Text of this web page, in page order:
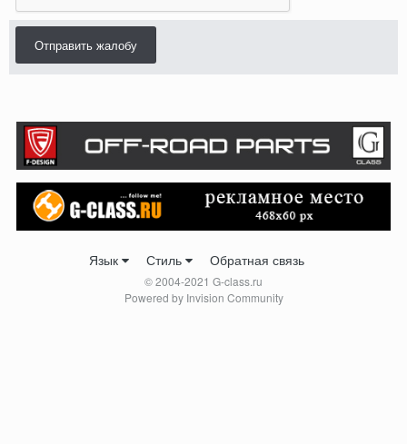
Отправить жалобу
Язык Стиль Обратная связь
© 2004-2021 G-class.ru
Powered by Invision Community